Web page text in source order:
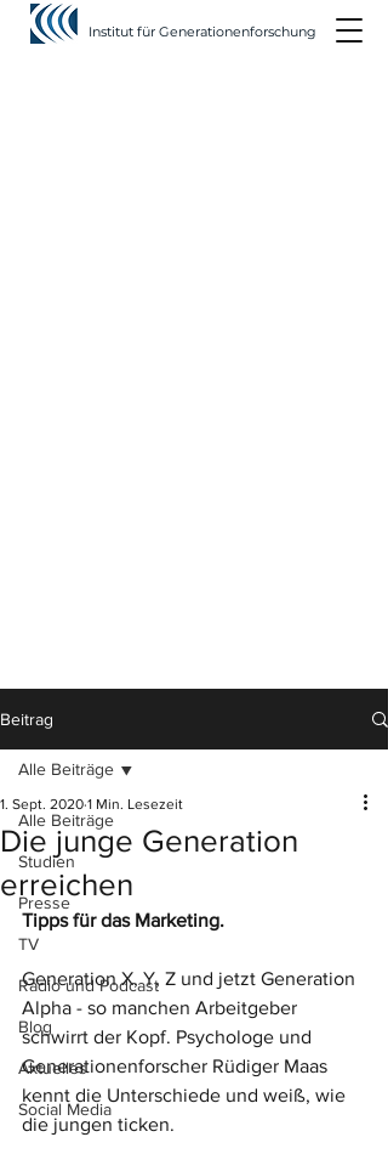
Institut für Generationenforschung
Beitrag
Alle Beiträge
Studien
Presse
TV
Radio und Podcast
Blog
Aktuelles
Social Media
Alle Beiträge
Die junge Generation
erreichen
1. Sept. 2020 1 Min. Lesezeit
Tipps für das Marketing.
Generation X, Y, Z und jetzt Generation
Alpha - so manchen Arbeitgeber
schwirrt der Kopf. Psychologe und
Generationenforscher Rüdiger Maas
kennt die Unterschiede und weiß, wie
die jungen ticken.